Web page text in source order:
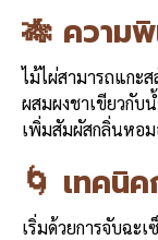
🎋 ความพิ
ไม้ไผ่สามารถแกะ
ผสมผงชาเขียวกับ
เพิ่มสัมผัสกลิ่นหอ
🌀 เทคนิ
เริ่มด้วยการจับฉะ